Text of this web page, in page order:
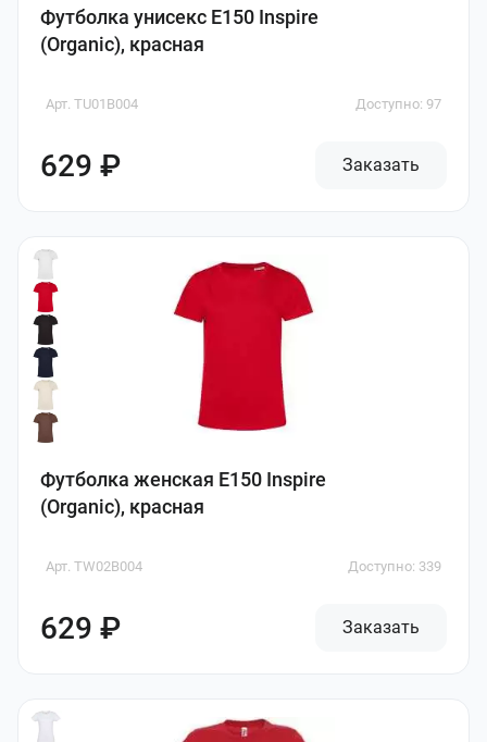
Футболка унисекс E150 Inspire
(Organic), красная
Арт. TU01B004 Доступно: 97
629 ₽ Заказать
Футболка женская E150 Inspire
(Organic), красная
Арт. TW02B004 Доступно: 339
629 ₽ Заказать